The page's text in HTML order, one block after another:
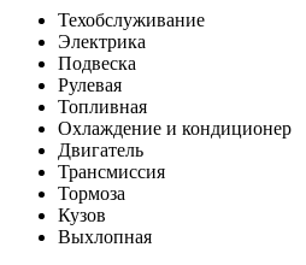
Техобслуживание
Электрика
Подвеска
Рулевая
Топливная
Охлаждение и кондиционер
Двигатель
Трансмиссия
Тормоза
Кузов
Выхлопная